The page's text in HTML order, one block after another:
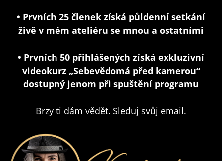
• Prvních 25 členek získá půldenní setkání
živě v mém ateliéru se mnou a ostatními
• Prvních 50 přihlášených získá exkluzivní
videokurz „Sebevědomá před kamerou“
dostupný jenom při spuštění programu
Brzy ti dám vědět. Sleduj svůj email.